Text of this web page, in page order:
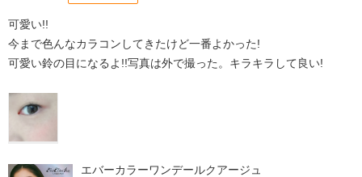
可愛い!!
今まで色んなカラコンしてきたけど一番よかった!
可愛い鈴の目になるよ!!写真は外で撮った。キラキラして良い!
エバーカラーワンデールクアージュ